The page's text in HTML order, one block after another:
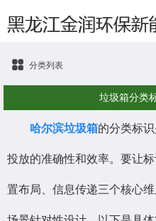
分类列表
垃圾箱分类
哈尔滨垃圾箱的分类标
投放的准确性和效率。要让
置布局、信息传递三个核心